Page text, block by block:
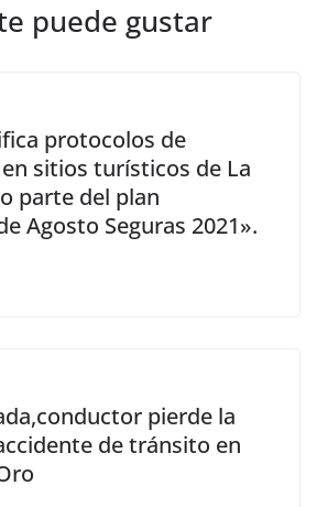
puede gustar
protocolos de
sitios turísticos de La
parte del plan
Agosto Seguras 2021».
pierde la
de tránsito en